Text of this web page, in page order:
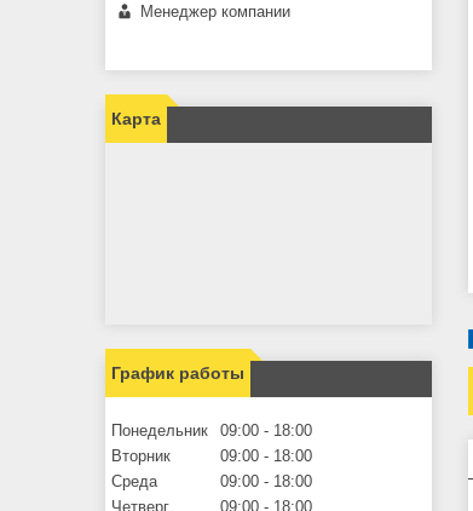
Менеджер компании
Карта
График работы
Понедельник 09:00
18:00
Вторник
09:00
18:00
Среда
09:00
18:00
Четверг
09:00
18:00